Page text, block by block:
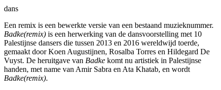
dans
Een remix is een bewerkte versie van een bestaand muzieknummer.
Badke(remix) is een herwerking van de dansvoorstelling met 10
Palestijnse dansers die tussen 2013 en 2016 wereldwijd toerde,
gemaakt door Koen Augustijnen, Rosalba Torres en Hildegard De
Vuyst. De heruitgave van Badke komt nu artistiek in Palestijnse
handen, met name van Amir Sabra en Ata Khatab, en wordt
Badke(remix).